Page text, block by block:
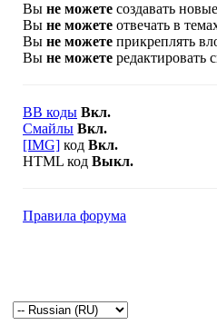
Вы не можете создавать
Вы не можете отвечать в
Вы не можете прикреплять
Вы не можете редактировать
BB коды Вкл.
Смайлы Вкл.
[IMG] код Вкл.
HTML код Выкл.
Правила форума